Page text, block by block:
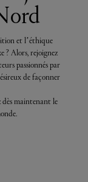
et l’éthique
? Alors, rejoignez
passionnés par
de façonner
dès maintenant le